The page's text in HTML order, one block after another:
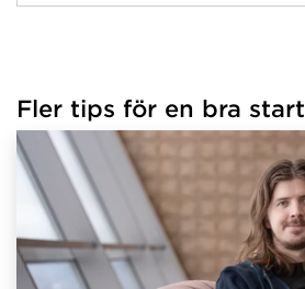
Fler tips för en bra start